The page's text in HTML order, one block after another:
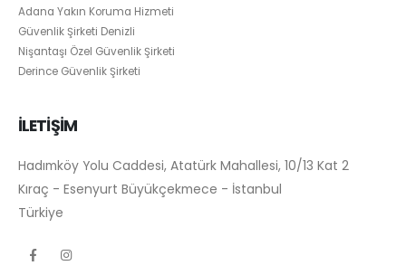
Adana Yakın Koruma Hizmeti
Güvenlik Şirketi Denizli
Nişantaşı Özel Güvenlik Şirketi
Derince Güvenlik Şirketi
İLETİŞİM
Hadımköy Yolu Caddesi, Atatürk Mahallesi, 10/13 Kat 2
Kıraç - Esenyurt Büyükçekmece - İstanbul
Türkiye